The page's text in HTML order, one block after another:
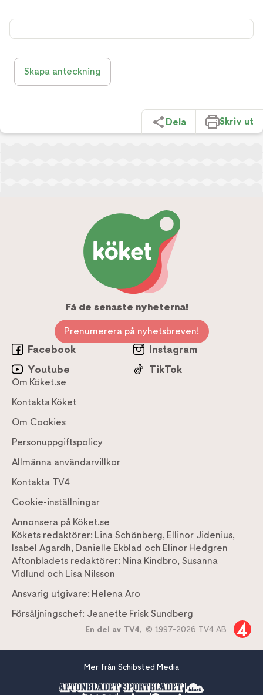
Skapa anteckning
Dela Skriv ut
Få de senaste nyheterna!
Prenumerera på nyhetsbreven!
Facebook
Instagram
Youtube
TikTok
Om Köket.se
Kontakta Köket
Om Cookies
Personuppgiftspolicy
Allmänna användarvillkor
Kontakta TV4
Cookie-inställningar
Annonsera på Köket.se
Kökets redaktörer: Lina Schönberg, Ellinor Jidenius,
Isabel Agardh, Danielle Ekblad och Elinor Hedgren
Aftonbladets redaktörer: Nina Kindbro, Susanna
Vidlund och Lisa Nilsson
Ansvarig utgivare: Helena Aro
Försäljningschef: Jeanette Frisk Sundberg
En del av TV4, © 1997-2026 TV4 AB
Mer från Schibsted Media